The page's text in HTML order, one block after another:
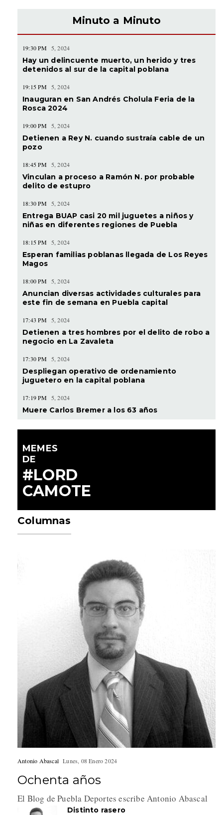
Minuto a Minuto
19:30 PM 5, 2024
Hay un delincuente muerto, un herido y tres
detenidos al sur de la capital poblana
19:15 PM 5, 2024
Inauguran en San Andrés Cholula Feria de la
Rosca 2024
19:00 PM 5, 2024
Detienen a Rey N. cuando sustraía cable de un
pozo
18:45 PM 5, 2024
Vinculan a proceso a Ramón N. por probable
delito de estupro
18:30 PM 5, 2024
Entrega BUAP casi 20 mil juguetes a niños y
niñas en diferentes regiones de Puebla
18:15 PM 5, 2024
Esperan familias poblanas llegada de Los Reyes
Magos
18:00 PM 5, 2024
Anuncian diversas actividades culturales para
este fin de semana en Puebla capital
17:43 PM 5, 2024
Detienen a tres hombres por el delito de robo a
negocio en La Zavaleta
17:30 PM 5, 2024
Despliegan operativo de ordenamiento
juguetero en la capital poblana
17:19 PM 5, 2024
Muere Carlos Bremer a los 63 años
MEMES
DE
#LORD
CAMOTE
Columnas
Antonio Abascal Lunes, 08 Enero 2024
Ochenta años
El Blog de Puebla Deportes escribe Antonio Abascal
Distinto rasero